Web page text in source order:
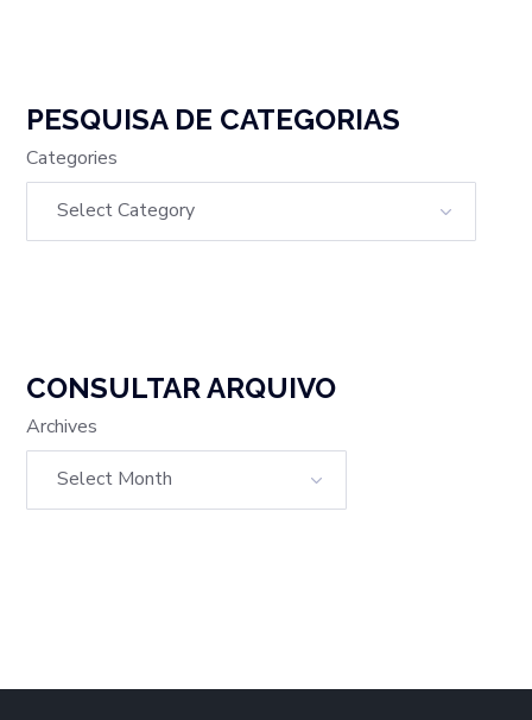
PESQUISA DE CATEGORIAS
Categories
CONSULTAR ARQUIVO
Archives